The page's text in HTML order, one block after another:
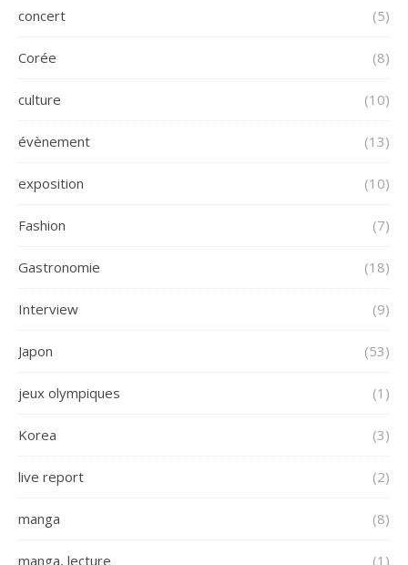
concert (5)
Corée (8)
culture (10)
évènement (13)
exposition (10)
Fashion (7)
Gastronomie (18)
Interview (9)
Japon (53)
jeux olympiques (1)
Korea (3)
live report (2)
manga (8)
manga, lecture (1)